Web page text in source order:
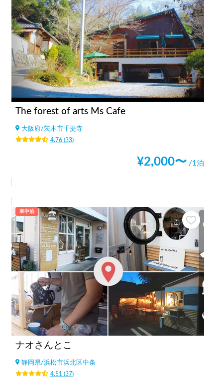
The forest of arts Ms Cafe
大阪府/茨木市千提寺
4.76(33)
¥2,000〜 /1泊
車中泊
ナオさんとこ
静岡県/浜松市浜北区中条
4.51 (37)